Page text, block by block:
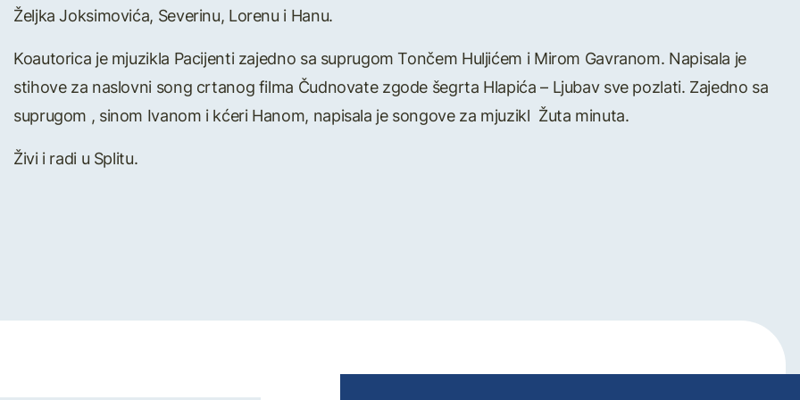
Željka Joksimovića, Severinu, Lorenu i Hanu.
Koautorica je mjuzikla Pacijenti zajedno sa suprugom Tončem Huljićem i Mirom Gavranom. Napisala je
stihove za naslovni song crtanog filma Čudnovate zgode šegrta Hlapića – Ljubav sve pozlati. Zajedno sa
suprugom , sinom Ivanom i kćeri Hanom, napisala je songove za mjuzikl Žuta minuta.
Živi i radi u Splitu.